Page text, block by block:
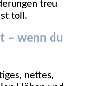
treu
toll.
– wenn du
nettes,